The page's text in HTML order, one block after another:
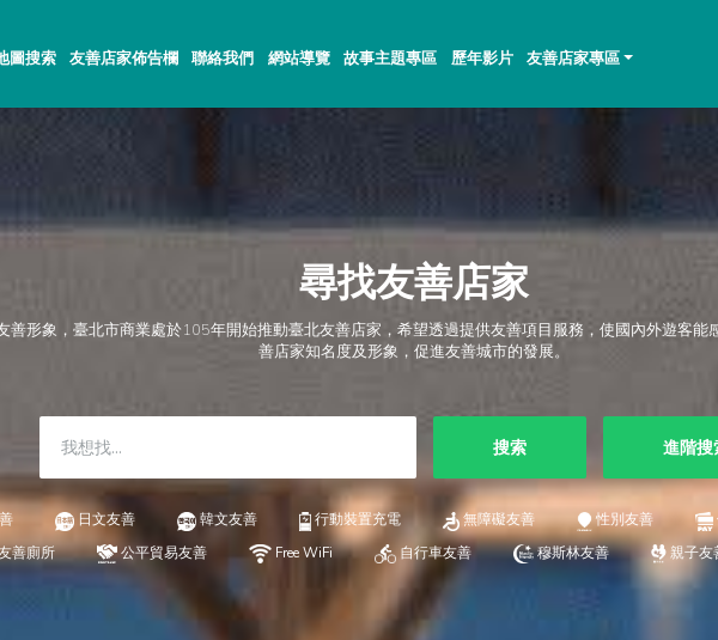
圖搜索 友善店家佈告欄 聯絡我們 網站導覽 故事主題專區 歷年影片 友善店家專區
尋找友善店家
善形象，臺北市商業處於105年開始推動臺北友善店家，希望透過提供友善項目服務，使國內外遊客能
善店家知名度及形象，促進友善城市的發展。
搜索 進階搜
日文友善 韓文友善 行動裝置充電 無障礙友善 性別友善
善廁所
公平貿易友善 Free WiFi 自行車友善 穆斯林友善 親子友